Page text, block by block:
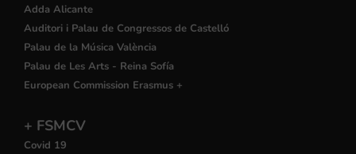
Adda Alicante
Auditori i Palau de Congressos de Castelló
Palau de la Música València
Palau de Les Arts - Reina Sofía
European Commission Erasmus +
+ FSMCV
Covid 19